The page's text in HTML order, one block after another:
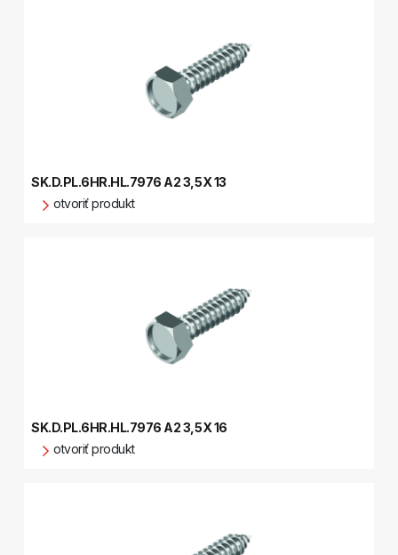
SK.D.PL.6HR.HL.7976 A2 3,5X 13
otvoriť produkt
SK.D.PL.6HR.HL.7976 A2 3,5X 16
otvoriť produkt